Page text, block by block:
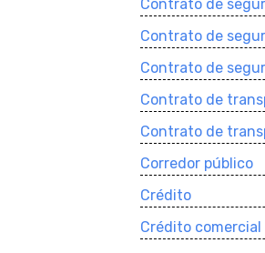
Contrato de
Contrato de
Contrato de
Contrato de
Contrato de
Corredor público
Crédito
Crédito